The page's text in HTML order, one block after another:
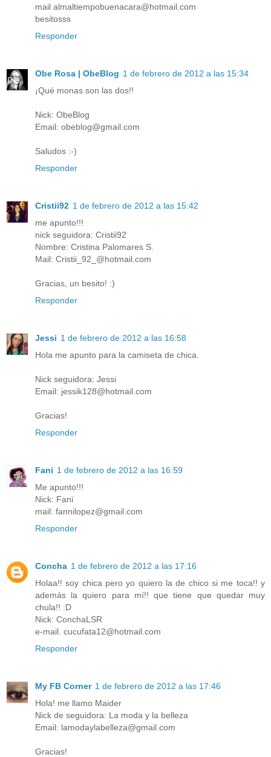
mail almaltiempobuenacara@hotmail.com
besitosss
Responder
Obe Rosa | ObeBlog 1 de febrero de 2012 a las 15:34
¡Qué monas son las dos!!
Nick: ObeBlog
Email: obeblog@gmail.com
Saludos :-)
Responder
Cristii92 1 de febrero de 2012 a las 15:42
me apunto!!!
nick seguidora: Cristii92
Nombre: Cristina Palomares S.
Mail: Cristii_92_@hotmail.com
Gracias, un besito! :)
Responder
Jessi 1 de febrero de 2012 a las 16:58
Hola me apunto para la camiseta de chica.
Nick seguidora: Jessi
Email: jessik128@hotmail.com
Gracias!
Responder
Fani 1 de febrero de 2012 a las 16:59
Me apunto!!!
Nick: Fani
mail: fannilopez@gmail.com
Responder
Concha 1 de febrero de 2012 a las 17:16
Holaa!! soy chica pero yo quiero la de chico si me toca!! y
además la quiero para mí!! que tiene que quedar muy
chula!! :D
Nick: ConchaLSR
e-mail. cucufata12@hotmail.com
Responder
My FB Corner 1 de febrero de 2012 a las 17:46
Hola! me llamo Maider
Nick de seguidora: La moda y la belleza
Email: lamodaylabelleza@gmail.com
Gracias!